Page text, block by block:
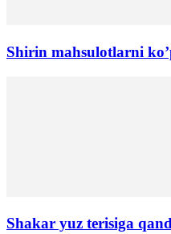
Shirin mahsulotlarni
Shakar yuz terisiga